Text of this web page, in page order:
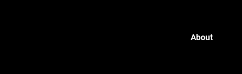
About